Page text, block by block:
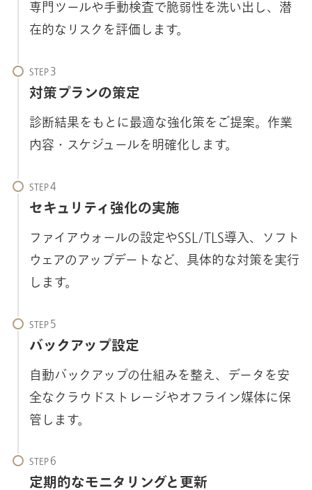
専門ツールや手動検査で脆弱性を洗い出し、潜
在的なリスクを評価します。
STEP
対策プランの策定
診断結果をもとに最適な強化策をご提案。作業
内容・スケジュールを明確化します。
STEP
セキュリティ強化の実施
ファイアウォールの設定やSSL/TLS導入、ソフト
ウェアのアップデートなど、具体的な対策を実行
します。
STEP
バックアップ設定
自動バックアップの仕組みを整え、データを安
全なクラウドストレージやオフライン媒体に保
管します。
STEP
定期的なモニタリングと更新